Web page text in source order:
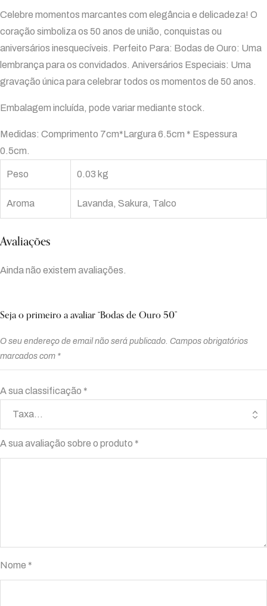
Celebre momentos marcantes com elegância e delicadeza! O
coração simboliza os 50 anos de união, conquistas ou
aniversários inesquecíveis. Perfeito Para: Bodas de Ouro: Uma
lembrança para os convidados. Aniversários Especiais: Uma
gravação única para celebrar todos os momentos de 50 anos.
Embalagem incluída, pode variar mediante stock.
Medidas: Comprimento 7cm*Largura 6.5cm * Espessura
0.5cm.
Peso 0.03 kg
Aroma Lavanda, Sakura, Talco
Avaliações
Ainda não existem avaliações.
Seja o primeiro a avaliar “Bodas de Ouro 50”
O seu endereço de email não será publicado. Campos obrigatórios
marcados com *
A sua classificação *
A sua avaliação sobre o produto *
Nome *